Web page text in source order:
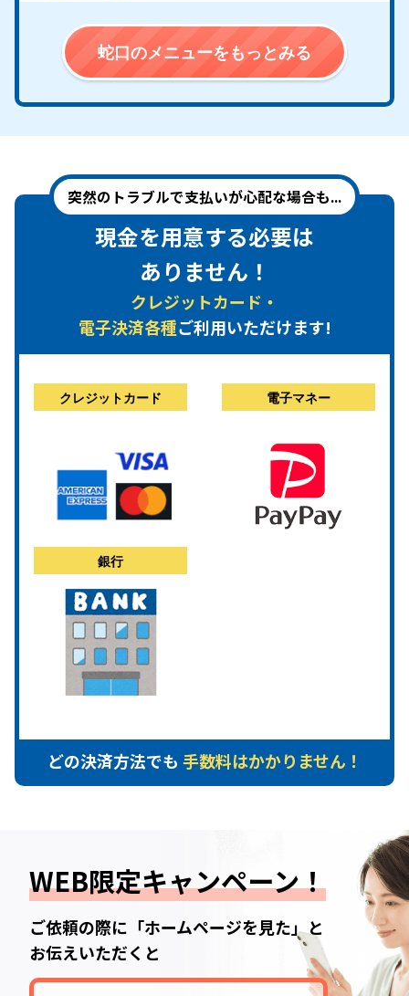
蛇口のメニューをもっとみる
突然のトラブルで支払いが心配な場合も...
現金を用意する必要は
ありません！
クレジットカード・
電子決済各種ご利用いただけます!
クレジットカード 電子マネー
銀行
どの決済方法でも 手数料はかかりません！
WEB限定キャンペーン！
ご依頼の際に「ホームページを見た」と
お伝えいただくと